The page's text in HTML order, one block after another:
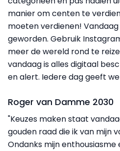
manier om centen te
moeten verdienen! Vandaag
geworden. Gebruik
meer de wereld rond te
vandaag is alles digitaal
en alert. Iedere dag geeft
Roger van Damme 2030
"Keuzes maken staat
gouden raad die ik van mijn
Ondanks mijn enthousiasme